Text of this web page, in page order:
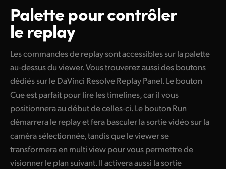
Palette pour contrôler
le replay
Les commandes de replay sont accessibles sur la palette
au-dessus du viewer. Vous trouverez aussi des boutons
dédiés sur le DaVinci Resolve Replay Panel. Le bouton
Cue est parfait pour lire les timelines, car il vous
positionnera au début de celles-ci. Le bouton Run
démarrera le replay et fera basculer la sortie vidéo sur la
caméra sélectionnée, tandis que le viewer se
transformera en multi view pour vous permettre de
visionner le plan suivant. Il activera aussi la sortie